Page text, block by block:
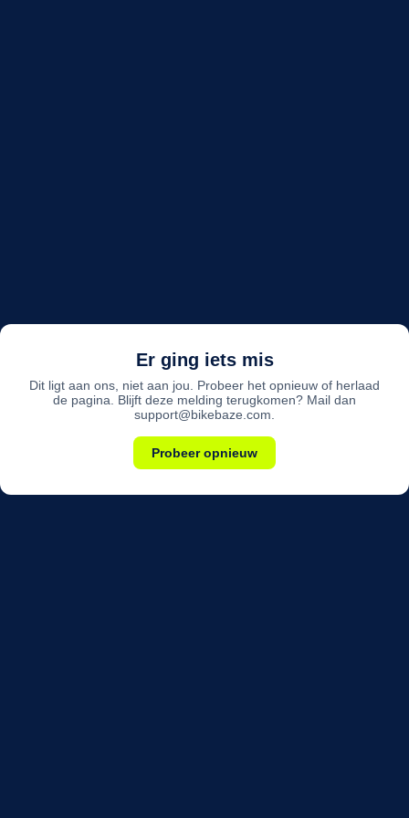
Er ging iets mis
Dit ligt aan ons, niet aan jou. Probeer het opnieuw of herlaad
de pagina. Blijft deze melding terugkomen? Mail dan
support@bikebaze.com.
Probeer opnieuw